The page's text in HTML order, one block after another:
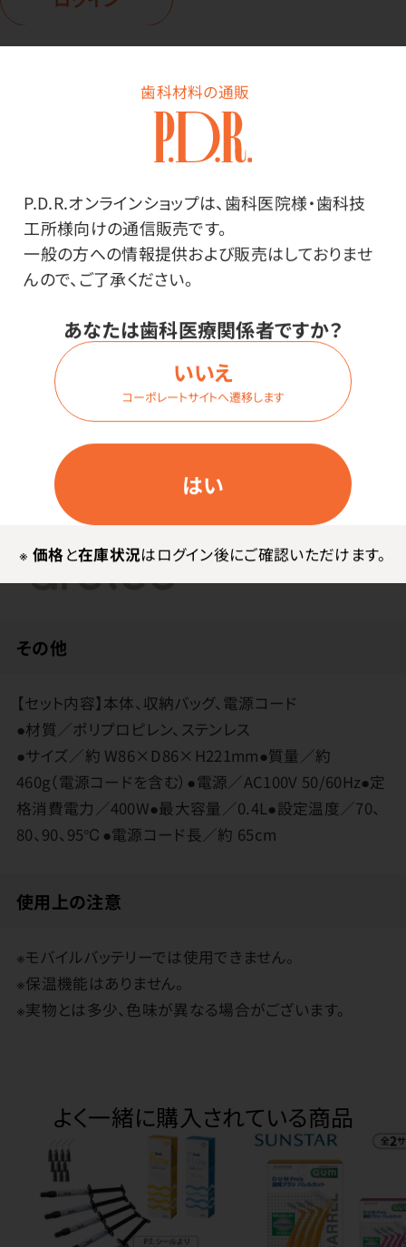
歯科材料の通販
P.D.R.オンラインショップは、歯科医院様・歯科技
工所様向けの通信販売です。
一般の方への情報提供および販売はしておりませ
んので、ご了承ください。
あなたは歯科医療関係者ですか？
はい
いいえ
コーポレートサイトへ遷移します
※ 価格と在庫状況はログイン後にご確認いただけます。
商品詳細
特長
コンセントやポータブル電源に繋ぐだけで、200mlからお
湯が沸かせます。
最大400mlまで沸かせます。
4段階の温度調節（70、80、90、95度）ができます。
着脱できる電源コード付きです。
フタが取り外せるので、お手入れが簡単です。
お湯が沸くと音でお知らせします。
メーカー・ブランド
その他
【セット内容】本体、収納バッグ、電源コード
●材質／ポリプロピレン、ステンレス
●サイズ／約 W86×D86×H221mm●質量／約
460g（電源コードを含む）●電源／AC100V 50/60Hz●定
格消費電力／400W●最大容量／0.4L●設定温度／70、
80、90、95℃●電源コード長／約 65cm
使用上の注意
※モバイルバッテリーでは使用できません。
※保温機能はありません。
※実物とは多少、色味が異なる場合がございます。
よく一緒に購入されている商品